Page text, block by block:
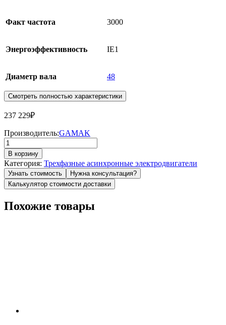
Факт частота 3000
Энергоэффективность IE1
Диаметр вала 48
Смотреть полностью характеристики
237 229₽
Производитель:GAMAK
Количество
товара
Электродвигатель
C.GMEL
180
L
B3
В корзину
Категория: Трехфазные асинхронные электродвигатели
Узнать стоимость
Нужна консультация?
Калькулятор стоимости доставки
Похожие товары